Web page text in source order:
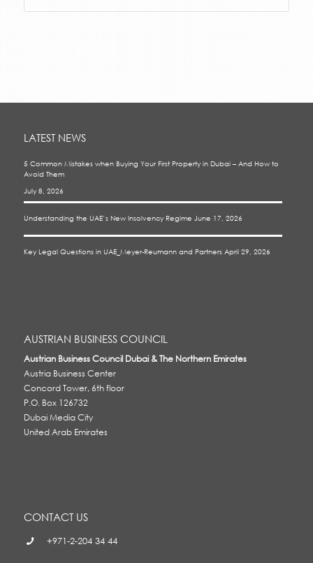
LATEST NEWS
5 Common Mistakes when Buying Your First Property in Dubai – And How to
Avoid Them
July 8, 2026
Understanding the UAE’s New Insolvency Regime June 17, 2026
Key Legal Questions in UAE_Meyer-Reumann and Partners April 29, 2026
AUSTRIAN BUSINESS COUNCIL
Austrian Business Council Dubai & The Northern Emirates
Austria Business Center
Concord Tower, 6th floor
P.O. Box 126732
Dubai Media City
United Arab Emirates
CONTACT US
+971-2-204 34 44